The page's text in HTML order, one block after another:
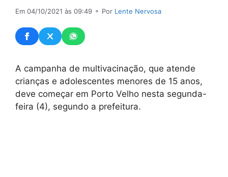
Em 04/10/2021 às 09:49 ⚬ Por Lente Nervosa
A campanha de multivacinação, que atende
crianças e adolescentes menores de 15 anos,
deve começar em Porto Velho nesta segunda-
feira (4), segundo a prefeitura.